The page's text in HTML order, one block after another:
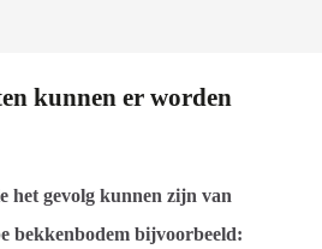
kunnen er worden
het gevolg kunnen zijn van
bekkenbodem bijvoorbeeld: